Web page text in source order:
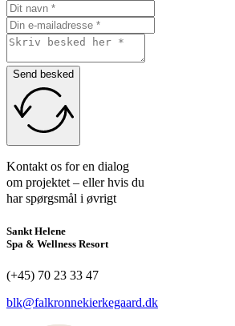
Send besked
Kontakt os for en dialog
om projektet – eller hvis du
har spørgsmål i øvrigt
Sankt Helene
Spa & Wellness Resort
(+45) 70 23 33 47
blk@falkronnekierkegaard.dk